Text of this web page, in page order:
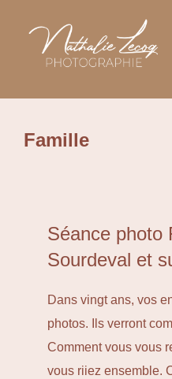
contenu
Famille
Séance
Sourdeval et
Dans vingt ans, vos
photos. Ils verront
Comment vous vous
vous riiez ensemble.